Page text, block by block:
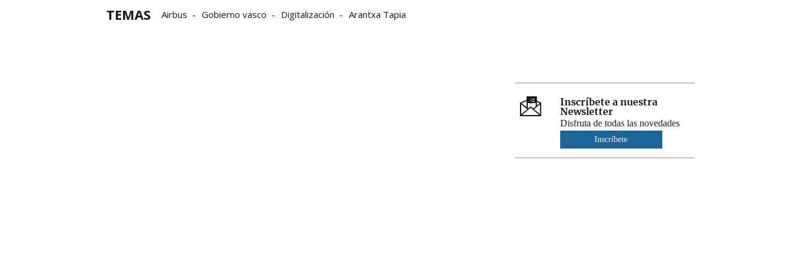
TEMAS Airbus Gobierno vasco Digitalización Arantxa Tapia
Inscríbete a nuestra
Newsletter
Disfruta de todas las novedades
Inscríbete